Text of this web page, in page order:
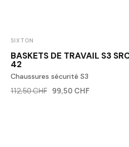
SIXTON
BASKETS DE TRAVAIL S3
42
Chaussures sécurité S3
112,50 CHF 99,50 CHF